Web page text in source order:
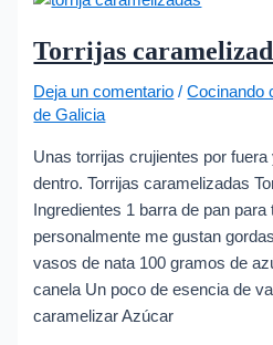
Torrijas
Deja un comentario /Cocinando
de Galicia
Unas torrijas crujientes por
dentro. Torrijas caramelizadas
Ingredientes 1 barra de pan
personalmente me gustan
vasos de nata 100 gramos de
canela Un poco de esencia de
caramelizar Azúcar